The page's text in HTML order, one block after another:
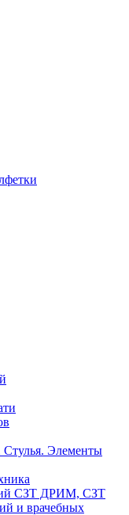
Элементы
СЗТ ДРИМ, СЗТ
и врачебных